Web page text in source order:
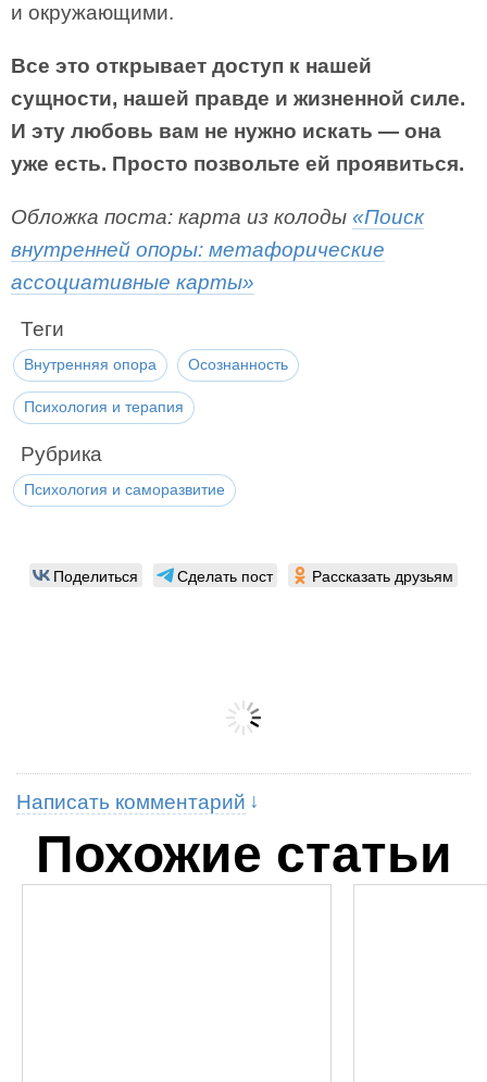
и окружающими.
Все это открывает доступ к нашей
сущности, нашей правде и жизненной силе.
И эту любовь вам не нужно искать — она
уже есть. Просто позвольте ей проявиться.
Обложка поста: карта из колоды «Поиск
внутренней опоры: метафорические
ассоциативные карты»
Теги
Внутренняя опора Осознанность
Психология и терапия
Рубрика
Психология и саморазвитие
Поделиться Сделать пост Рассказать друзьям
Написать комментарий
Похожие статьи